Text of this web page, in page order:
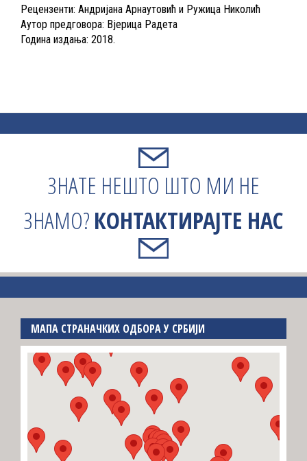
Рецензенти: Андријана Арнаутовић и Ружица Николић
Аутор предговора: Вјерица Радета
Година издања: 2018.
ЗНАТЕ НЕШТО ШТО МИ НЕ
ЗНАМО?КОНТАКТИРАЈТЕ НАС
МАПА СТРАНАЧКИХ ОДБОРА У СРБИЈИ